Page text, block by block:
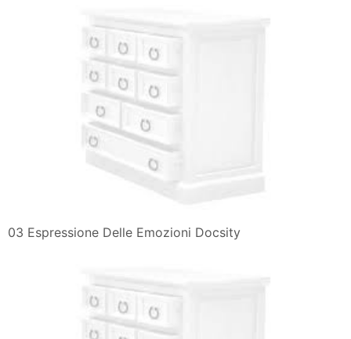
03 Espressione Delle Emozioni Docsity